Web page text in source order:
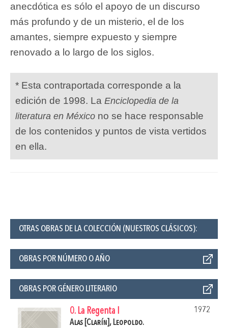
anecdótica es sólo el apoyo de un discurso
más profundo y de un misterio, el de los
amantes, siempre expuesto y siempre
renovado a lo largo de los siglos.
* Esta contraportada corresponde a la
edición de 1998. La Enciclopedia de la
literatura en México no se hace responsable
de los contenidos y puntos de vista vertidos
en ella.
OTRAS OBRAS DE LA COLECCIÓN (NUESTROS CLÁSICOS):
OBRAS POR NÚMERO O AÑO
OBRAS POR GÉNERO LITERARIO
0. La Regenta I
1972
Alas [Clarín], Leopoldo.